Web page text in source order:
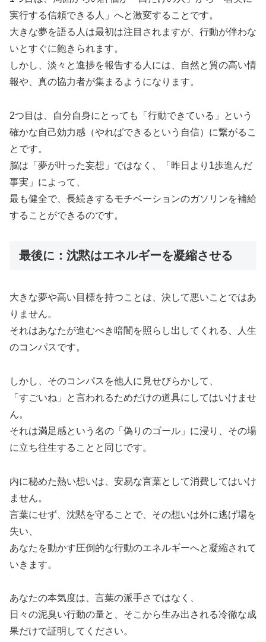
実行する信頼できる人」へと激変することです。
大きな夢を語る人は最初は注目されますが、行動が伴わな
いとすぐに飽きられます。
しかし、淡々と進捗を報告する人には、自然と質の高い情
報や、真の協力者が集まるようになります。
2つ目は、自分自身にとっても「行動できている」という
確かな自己効力感（やればできるという自信）に繋がるこ
とです。
脳は「夢が叶った妄想」ではなく、「昨日より1歩進んだ
事実」によって、
最も健全で、長続きするモチベーションのガソリンを補給
することができるのです。
最後に：沈黙はエネルギーを凝縮させる
大きな夢や高い目標を持つことは、決して悪いことではあ
りません。
それはあなたが進むべき暗闇を照らし出してくれる、人生
のコンパスです。
しかし、そのコンパスを他人に見せびらかして、
「すごいね」と言われるためだけの道具にしてはいけませ
ん。
それは満足感という名の「偽りのゴール」に浸り、その場
に立ち往生することと同じです。
内に秘めた熱い想いは、安易な言葉として消費してはいけ
ません。
言葉にせず、沈黙を守ることで、その想いは外に逃げ場を
失い、
あなたを動かす圧倒的な行動のエネルギーへと凝縮されて
いきます。
あなたの本気度は、言葉の派手さではなく、
日々の泥臭い行動の量と、そこから生み出される冷徹な成
果だけで証明してください。